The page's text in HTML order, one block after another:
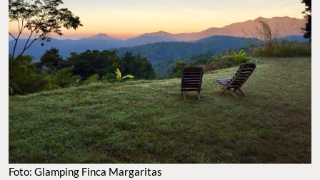
Foto: Glamping Finca Margaritas